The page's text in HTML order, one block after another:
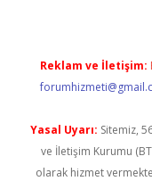
Reklam ve İletişim:
Yasal Uyarı: Sitemiz,
ve İletişim Kurumu
olarak hizmet